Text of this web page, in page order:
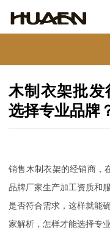
木制衣架批
选择专业品牌
销售木制衣架的经销商，
品牌厂家生产加工资质和
是否符合需求，这样就能
家解析，怎样才能选择专